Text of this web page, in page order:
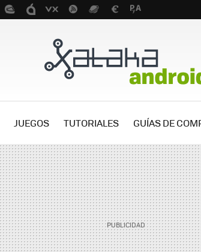
JUEGOS TUTORIALES GUÍAS DE